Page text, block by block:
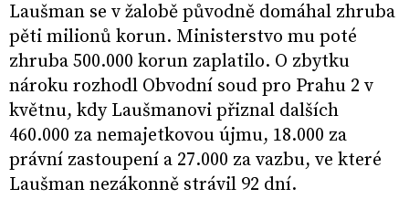
Laušman se v žalobě původně domáhal zhruba
pěti milionů korun. Ministerstvo mu poté
zhruba 500.000 korun zaplatilo. O zbytku
nároku rozhodl Obvodní soud pro Prahu 2 v
květnu, kdy Laušmanovi přiznal dalších
460.000 za nemajetkovou újmu, 18.000 za
právní zastoupení a 27.000 za vazbu, ve které
Laušman nezákonně strávil 92 dní.